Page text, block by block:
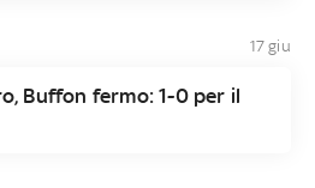
17 giu
Buffon fermo: 1-0 per il